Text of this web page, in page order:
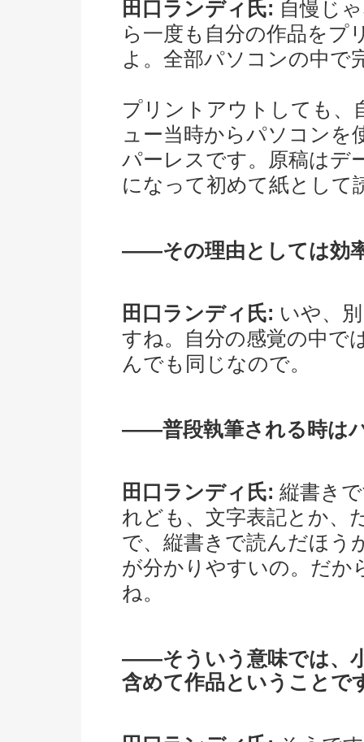
田口ランディ氏: 自慢じ
ら一度も自分の作品をプ
よ。全部パソコンの中で
プリントアウトしても、
ュー当時からパソコンを
パーレスです。原稿はデ
になって初めて紙として
――その理由としては効
田口ランディ氏: いや、
すね。自分の感覚の中で
んでも同じなので。
――普段執筆される時は
田口ランディ氏: 縦書き
れども、文字表記とか、
で、縦書きで読んだほう
が分かりやすいの。だか
ね。
――そういう意味では、
含めて作品ということで